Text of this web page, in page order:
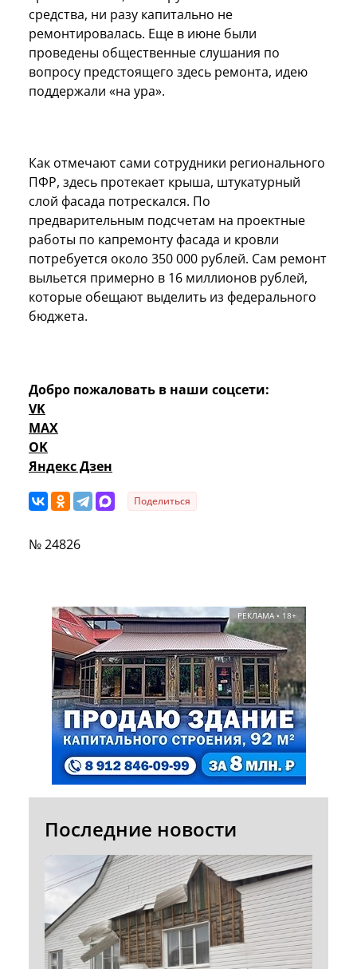
средства, ни разу капитально не
ремонтировалась. Еще в июне были
проведены общественные слушания по
вопросу предстоящего здесь ремонта, идею
поддержали «на ура».
Как отмечают сами сотрудники регионального
ПФР, здесь проте­кает крыша, штукатурный
слой фасада потрескался. По
предварительным под­счетам на проектные
работы по капремонту фа­сада и кровли
потребуется около 350 000 рублей. Сам ремонт
выльется примерно в 16 миллионов рублей,
которые обещают выделить из фе­дерального
бюджета.
Добро пожаловать в наши соцсети:
VK
MAX
OK
Яндекс Дзен
Поделиться
№ 24826
РЕКЛАМА • 18+
Последние новости